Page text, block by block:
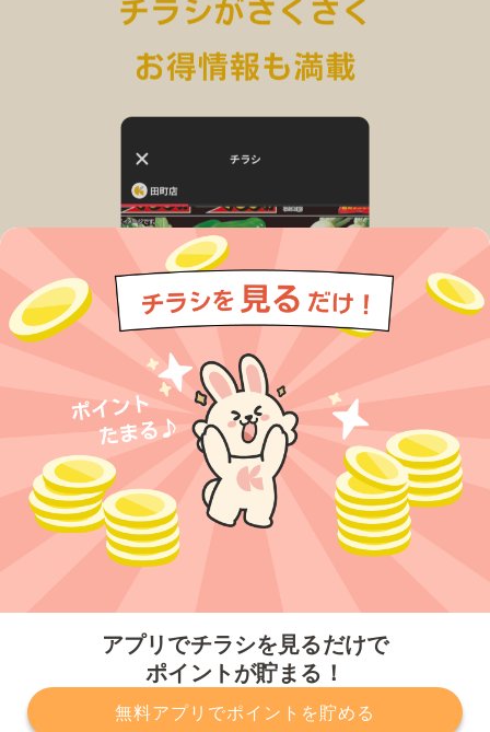
アプリでチラシを見るだけで
ポイントが貯まる！
無料アプリでポイントを貯める